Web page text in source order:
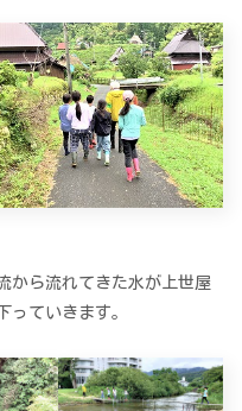
から流れてきた水が上世屋
っていきます。